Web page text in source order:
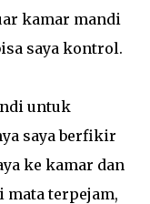
kamar mandi
saya kontrol.
untuk
saya berfikir
ke kamar dan
mata terpejam,